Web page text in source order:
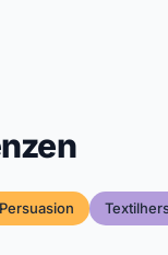
Persuasion